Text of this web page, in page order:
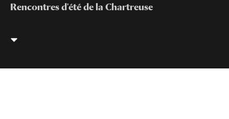
Rencontres d'été de la Chartreuse